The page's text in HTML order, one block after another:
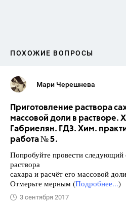
ПОХОЖИЕ ВОПРОСЫ
Мари Черешнева
Приготовление раствора
массовой доли в растворе.
Габриелян. ГДЗ. Хим.
работа № 5.
Попробуйте провести следующий
раствора
сахара и расчёт его массовой
Отмерьте мерным (Подробнее...)
3 сентября 2017